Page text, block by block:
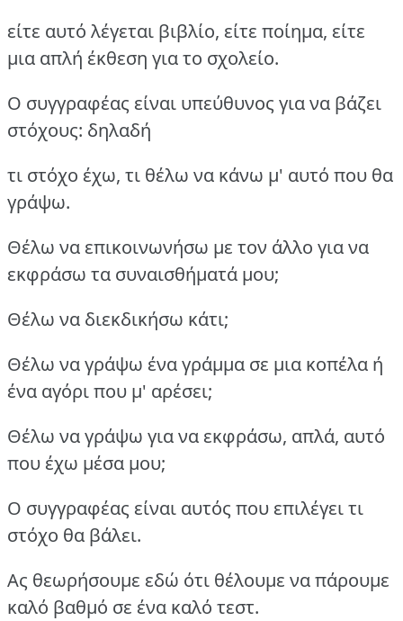
είτε αυτό λέγεται βιβλίο, είτε ποίημα, είτε
μια απλή έκθεση για το σχολείο.
Ο συγγραφέας είναι υπεύθυνος για να βάζει
στόχους: δηλαδή
τι στόχο έχω, τι θέλω να κάνω μ' αυτό που θα
γράψω.
Θέλω να επικοινωνήσω με τον άλλο για να
εκφράσω τα συναισθήματά μου;
Θέλω να διεκδικήσω κάτι;
Θέλω να γράψω ένα γράμμα σε μια κοπέλα ή
ένα αγόρι που μ' αρέσει;
Θέλω να γράψω για να εκφράσω, απλά, αυτό
που έχω μέσα μου;
Ο συγγραφέας είναι αυτός που επιλέγει τι
στόχο θα βάλει.
Ας θεωρήσουμε εδώ ότι θέλουμε να πάρουμε
καλό βαθμό σε ένα καλό τεστ.